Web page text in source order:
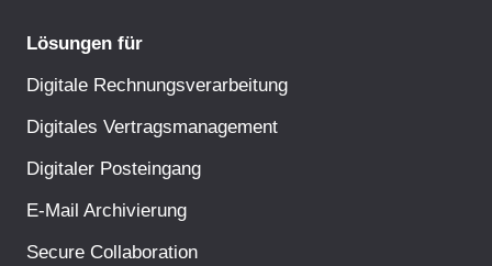
Lösungen für
Digitale Rechnungsverarbeitung
Digitales Vertragsmanagement
Digitaler Posteingang
E-Mail Archivierung
Secure Collaboration